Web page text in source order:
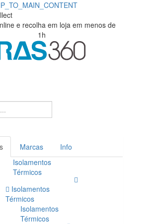
e recolha em loja em menos de
1h
Marcas
Info
Isolamentos
Térmicos
Isolamentos
Térmicos
Isolamentos
Térmicos